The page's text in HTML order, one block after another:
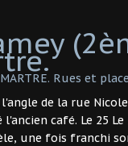
Rues et
l'angle de la rue
café. Le 25
une fois franchi